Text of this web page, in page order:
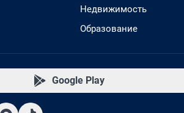
Недвижимость
Образование
Google Play